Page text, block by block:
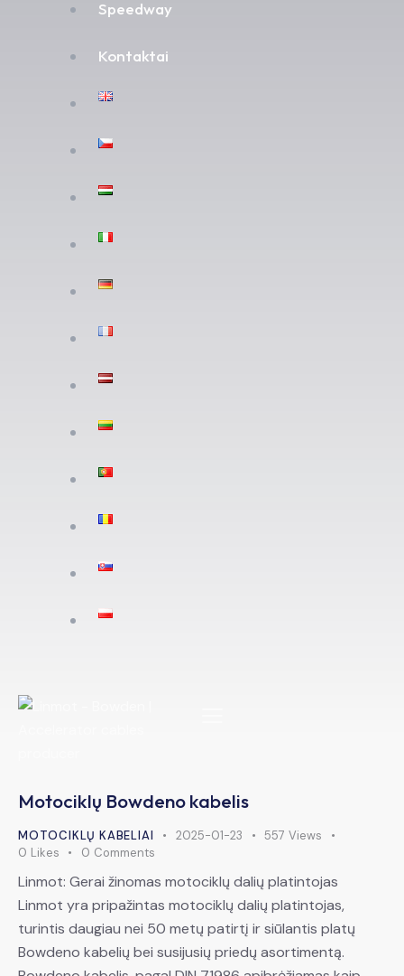
Speedway
Kontaktai
Motociklų Bowdeno kabelis
MOTOCIKLŲ KABELIAI 2025-01-23 557 Views
0 Likes 0 Comments
Linmot: Gerai žinomas motociklų dalių platintojas
Linmot yra pripažintas motociklų dalių platintojas,
turintis daugiau nei 50 metų patirtį ir siūlantis platų
Bowdeno kabelių bei susijusių priedų asortimentą.